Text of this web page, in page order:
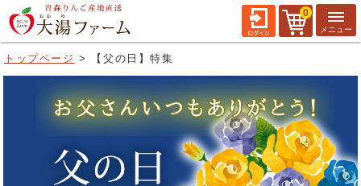
0
トップページ 【父の日】特集